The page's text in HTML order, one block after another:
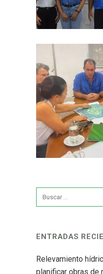
ENTRADAS
Relevamiento
planificar obras de